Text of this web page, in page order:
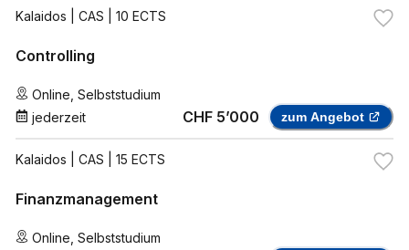
Kalaidos | CAS | 10 ECTS
Controlling
Online Selbststudium
jederzeit
CHF 5’000 zum Angebot
Kalaidos | CAS | 15 ECTS
Finanzmanagement
Online Selbststudium